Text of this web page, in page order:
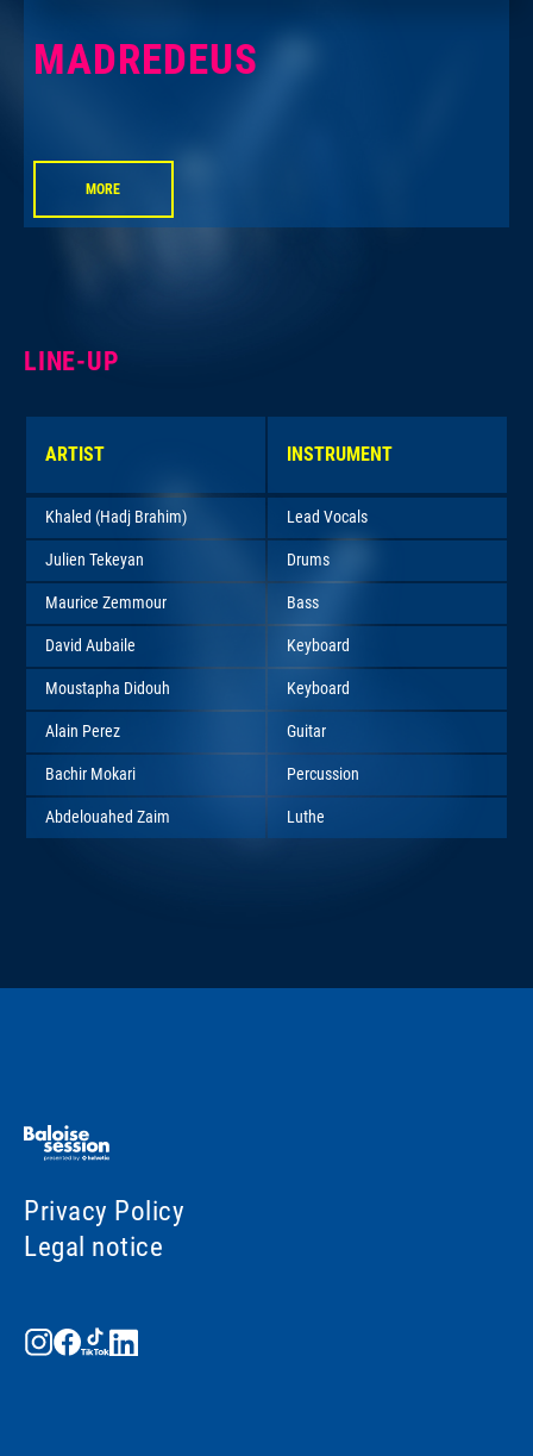
MADREDEUS
MORE
LINE-UP
ARTIST INSTRUMENT
Khaled (Hadj Brahim) Lead Vocals
Julien Tekeyan Drums
Maurice Zemmour Bass
David Aubaile Keyboard
Moustapha Didouh Keyboard
Alain Perez Guitar
Bachir Mokari Percussion
Abdelouahed Zaim Luthe
Privacy Policy
Legal notice